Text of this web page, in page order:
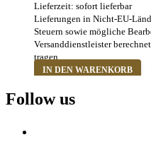
Lieferzeit: sofort lieferbar
Lieferungen in Nicht-EU-
Steuern sowie mögliche
Versanddienstleister
tragen.
IN DEN WARENKORB
Follow us